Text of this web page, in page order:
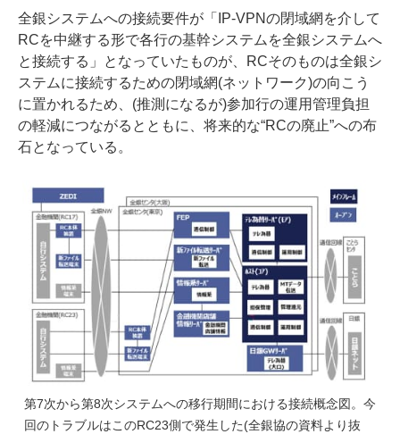
全銀システムへの接続要件が「IP-VPNの閉域網を介して
RCを中継する形で各行の基幹システムを全銀システムへ
と接続する」となっていたものが、RCそのものは全銀シ
ステムに接続するための閉域網(ネットワーク)の向こう
に置かれるため、(推測になるが)参加行の運用管理負担
の軽減につながるとともに、将来的な“RCの廃止”への布
石となっている。
第7次から第8次システムへの移行期間における接続概念図。今
回のトラブルはこのRC23側で発生した(全銀協の資料より抜